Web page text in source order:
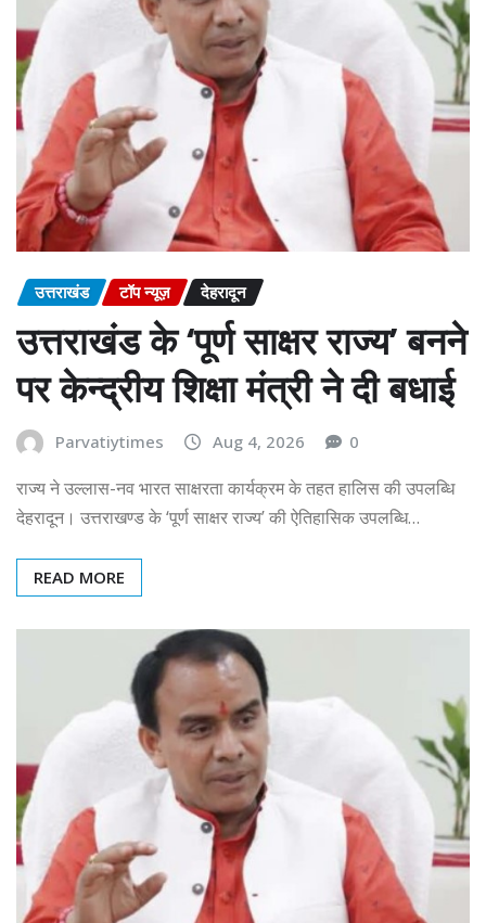
उत्तराखंड टॉप न्यूज़ देहरादून
उत्तराखंड के ‘पूर्ण साक्षर राज्य’ बनने
पर केन्द्रीय शिक्षा मंत्री ने दी बधाई
Parvatiytimes Aug 4, 2026 0
राज्य ने उल्लास-नव भारत साक्षरता कार्यक्रम के तहत हालिस की उपलब्धि
देहरादून। उत्तराखण्ड के ‘पूर्ण साक्षर राज्य’ की ऐतिहासिक उपलब्धि…
READ MORE